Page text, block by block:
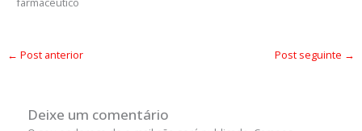
← Post anterior Post seguinte →
Deixe um comentário